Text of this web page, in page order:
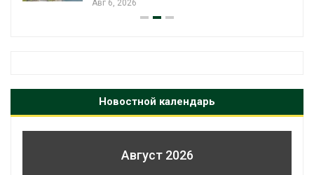
Новостной календарь
Август 2026